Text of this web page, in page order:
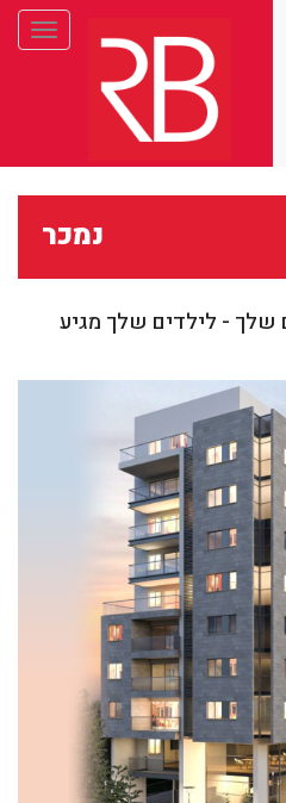
נמכר
שלך - לילדים שלך מגיע